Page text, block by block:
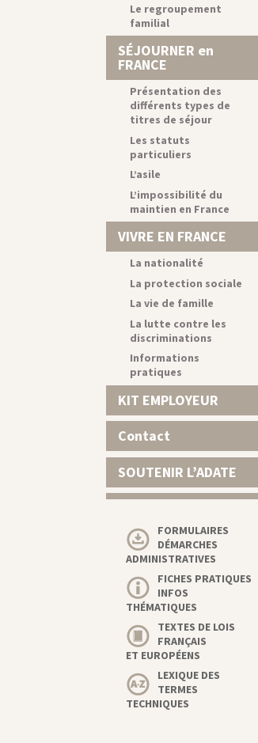
Le regroupement
familial
SÉJOURNER en
FRANCE
Présentation des
différents types de
titres de séjour
Les statuts
particuliers
L’asile
L’impossibilité du
maintien en France
VIVRE EN FRANCE
La nationalité
La protection sociale
La vie de famille
La lutte contre les
discriminations
Informations
pratiques
KIT EMPLOYEUR
Contact
SOUTENIR L’ADATE
FORMULAIRES
DÉMARCHES
ADMINISTRATIVES
FICHES PRATIQUES
INFOS
THÉMATIQUES
TEXTES DE LOIS
FRANÇAIS
ET EUROPÉENS
LEXIQUE DES
TERMES
TECHNIQUES